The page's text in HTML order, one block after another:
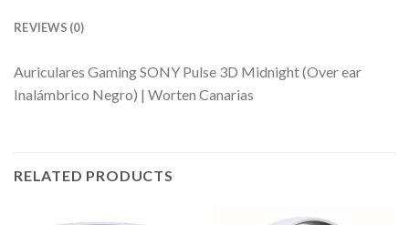
REVIEWS (0)
Auriculares Gaming SONY Pulse 3D Midnight (Over ear
Inalámbrico Negro) | Worten Canarias
RELATED PRODUCTS